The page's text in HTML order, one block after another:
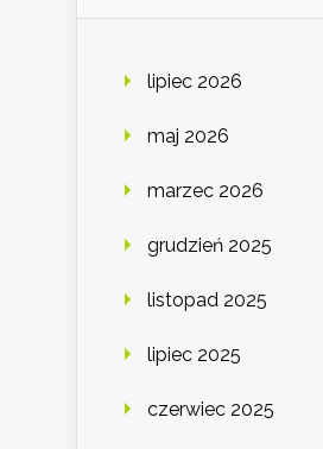
lipiec 2026
maj 2026
marzec 2026
grudzień 2025
listopad 2025
lipiec 2025
czerwiec 2025